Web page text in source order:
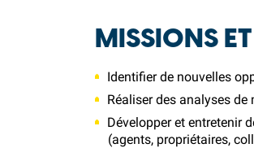
MISSIONS
Identifier de nouvelles
Réaliser des analyses
Développer et entretenir
(agents, propriétaires,